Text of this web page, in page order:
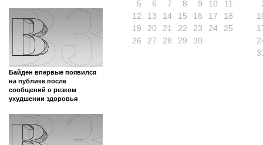
Байден впервые появился
на публике после
сообщений о резком
ухудшении здоровья
5
6 7 8 9 10
11
12
13 14 15 16 17
18
19
20 21 22 23 24
25
26
27 28 29 30